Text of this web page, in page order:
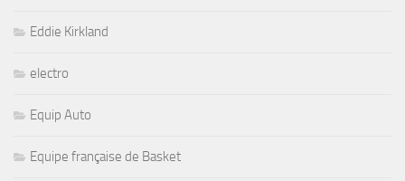
Eddie Kirkland
electro
Equip Auto
Equipe française de Basket